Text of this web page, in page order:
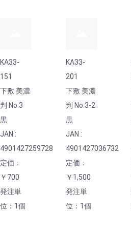
KA33-
151
下敷 美濃
判 No.3
黒
JAN :
4901427259728
定価：
￥700
発注単
位：1個
KA33-
201
下敷 美濃
判 No.3-2
黒
JAN :
4901427036732
定価：
￥1,500
発注単
位：1個